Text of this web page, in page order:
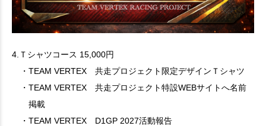
4.Ｔシャツコース 15,000円
・TEAM VERTEX 共走プロジェクト限定デザインＴシャツ
・TEAM VERTEX 共走プロジェクト特設WEBサイトへ名前
掲載
・TEAM VERTEX D1GP 2027活動報告